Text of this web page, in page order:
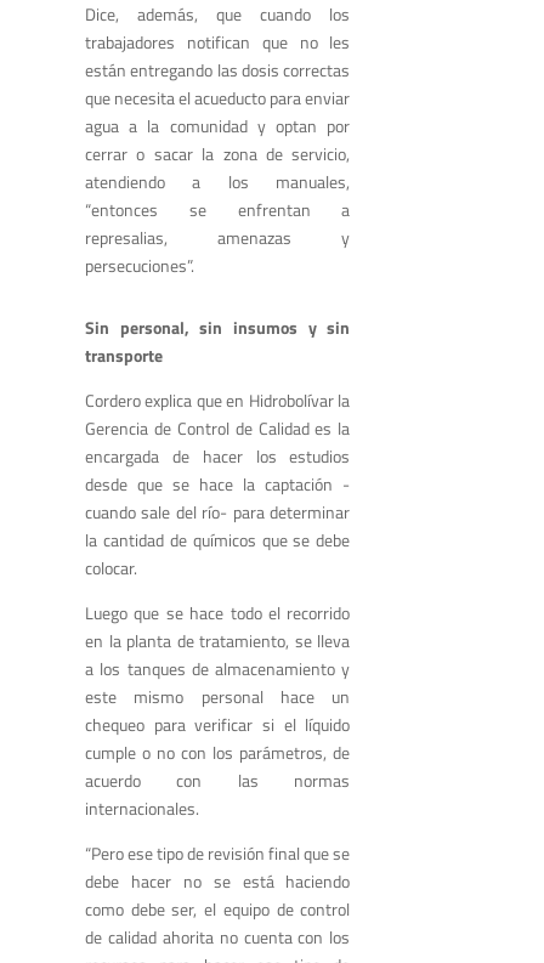
Dice, además, que cuando los
trabajadores notifican que no les
están entregando las dosis correctas
que necesita el acueducto para enviar
agua a la comunidad y optan por
cerrar o sacar la zona de servicio,
atendiendo a los manuales,
“entonces se enfrentan a
represalias, amenazas y
persecuciones”.
Sin personal, sin insumos y sin
transporte
Cordero explica que en Hidrobolívar la
Gerencia de Control de Calidad es la
encargada de hacer los estudios
desde que se hace la captación -
cuando sale del río- para determinar
la cantidad de químicos que se debe
colocar.
Luego que se hace todo el recorrido
en la planta de tratamiento, se lleva
a los tanques de almacenamiento y
este mismo personal hace un
chequeo para verificar si el líquido
cumple o no con los parámetros, de
acuerdo con las normas
internacionales.
“Pero ese tipo de revisión final que se
debe hacer no se está haciendo
como debe ser, el equipo de control
de calidad ahorita no cuenta con los